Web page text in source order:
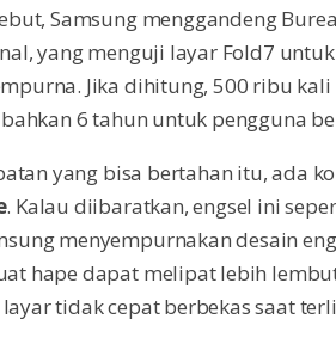
Samsung menggandeng
yang menguji layar Fold7
Jika dihitung, 500 ribu
6 tahun untuk pengguna
yang bisa bertahan itu, ada
. Kalau diibaratkan, engsel ini
menyempurnakan desain
hape dapat melipat lebih
tidak cepat berbekas saat